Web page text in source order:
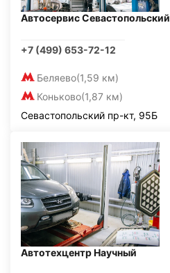
Автосервис Севастопольский
+7 (499) 653-72-12
Беляево(1,59 км)
Коньково(1,87 км)
Севастопольский пр-кт, 95Б
Автотехцентр Научный